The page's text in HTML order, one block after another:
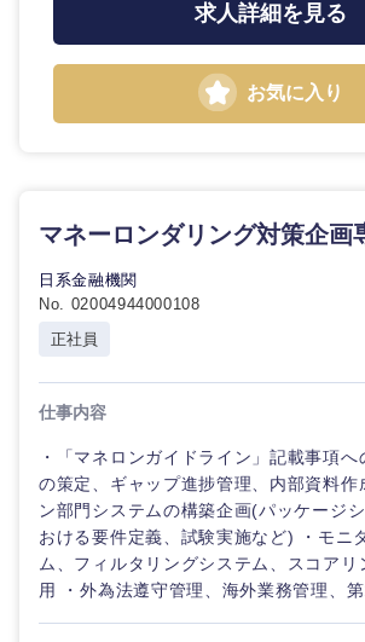
求人詳細を見る
お気に入り
マネーロンダリング対策企画
日系金融機関
No. 02004944000108
正社員
仕事内容
・「マネロンガイドライン」記載事項
の策定、ギャップ進捗管理、内部資料作
ン部門システムの構築企画(パッケージ
おける要件定義、試験実施など) ・モニ
ム、フィルタリングシステム、スコアリ
用 ・外為法遵守管理、海外業務管理、